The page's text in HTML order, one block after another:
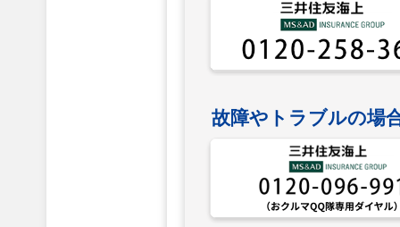
故障やトラブルの場